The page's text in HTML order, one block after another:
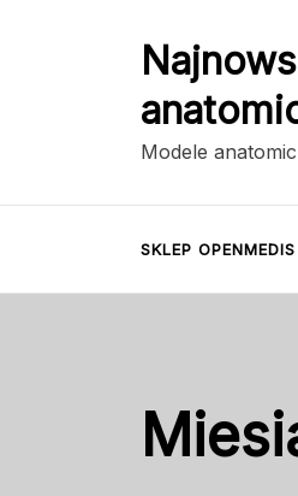
Modele
SKLEP OPENMEDIS